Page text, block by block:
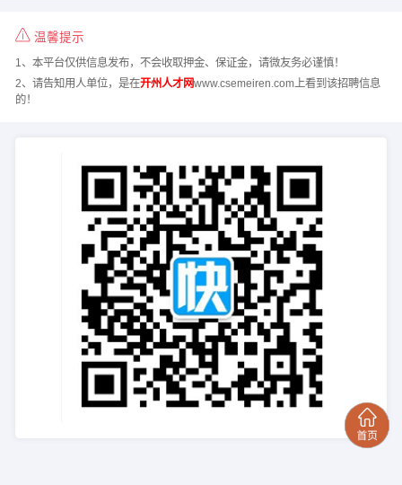
温馨提示
1、本平台仅供信息发布，不会收取押金、保证金，请微友务必谨慎！
2、请告知用人单位，是在开州人才网www.csemeiren.com上看到该招聘信息
的！